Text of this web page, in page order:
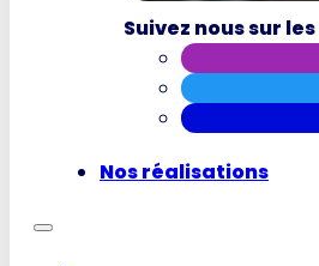
Suivez nous sur
Nos réalisations